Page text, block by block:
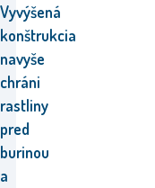
Vyvýšená
konštrukcia
navyše
chráni
rastliny
pred
burinou
a